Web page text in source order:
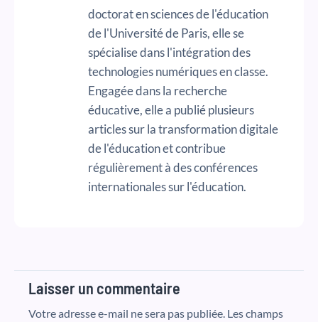
doctorat en sciences de l'éducation
de l'Université de Paris, elle se
spécialise dans l'intégration des
technologies numériques en classe.
Engagée dans la recherche
éducative, elle a publié plusieurs
articles sur la transformation digitale
de l'éducation et contribue
régulièrement à des conférences
internationales sur l'éducation.
Laisser un commentaire
Votre adresse e-mail ne sera pas publiée. Les champs